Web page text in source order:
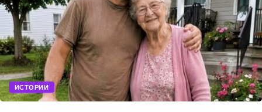
ИСТОРИИ